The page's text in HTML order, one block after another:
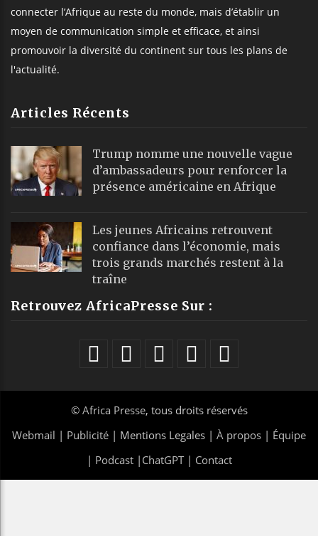
connecter l’Afrique au reste du monde, mais d’établir un
moyen de communication simple et efficace, et ainsi
promouvoir la diversité du continent sur tous les plans de
l'actualité.
Articles Récents
Trump nomme une nouvelle vague
d’ambassadeurs pour renforcer la
présence américaine en Afrique
Les jeunes Africains retrouvent
confiance dans l’économie, mais
trois grands marchés restent à la
traîne
Retrouvez AfricaPresse Sur :
© Africa Presse, tous droits réservés
Webmail | Publicité | Mentions Legales | À propos | Équipe
| Podcast| ChatGPT| Contact